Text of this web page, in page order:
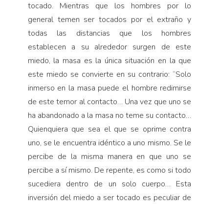
tocado. Mientras que los hombres por lo
general temen ser tocados por el extraño y
todas las distancias que los hombres
establecen a su alrededor surgen de este
miedo, la masa es la única situación en la que
este miedo se convierte en su contrario: “Solo
inmerso en la masa puede el hombre redimirse
de este temor al contacto… Una vez que uno se
ha abandonado a la masa no teme su contacto…
Quienquiera que sea el que se oprime contra
uno, se le encuentra idéntico a uno mismo. Se le
percibe de la misma manera en que uno se
percibe a sí mismo. De repente, es como si todo
sucediera dentro de un solo cuerpo… Esta
inversión del miedo a ser tocado es peculiar de